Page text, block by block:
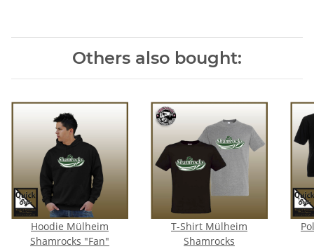
Others also bought:
Hoodie Mülheim
Shamrocks "Fan"
T-Shirt Mülheim
Shamrocks